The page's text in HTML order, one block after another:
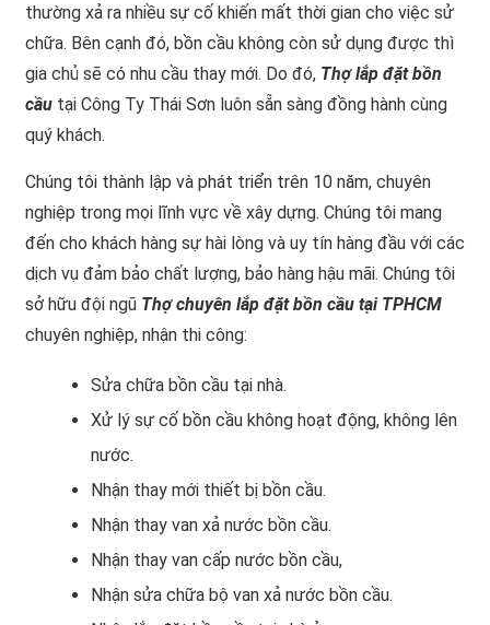
thường xả ra nhiều sự cố khiến mất thời gian cho việc sử
chữa. Bên cạnh đó, bồn cầu không còn sử dụng được thì
gia chủ sẽ có nhu cầu thay mới. Do đó, Thợ lắp đặt bồn
cầu tại Công Ty Thái Sơn luôn sẵn sàng đồng hành cùng
quý khách.
Chúng tôi thành lập và phát triển trên 10 năm, chuyên
nghiệp trong mọi lĩnh vực về xây dựng. Chúng tôi mang
đến cho khách hàng sự hài lòng và uy tín hàng đầu với các
dịch vụ đảm bảo chất lượng, bảo hàng hậu mãi. Chúng tôi
sở hữu đội ngũ Thợ chuyên lắp đặt bồn cầu tại TPHCM
chuyên nghiệp, nhận thi công:
Sửa chữa bồn cầu tại nhà.
Xử lý sự cố bồn cầu không hoạt động, không lên
nước.
Nhận thay mới thiết bị bồn cầu.
Nhận thay van xả nước bồn cầu.
Nhận thay van cấp nước bồn cầu,
Nhận sửa chữa bộ van xả nước bồn cầu.